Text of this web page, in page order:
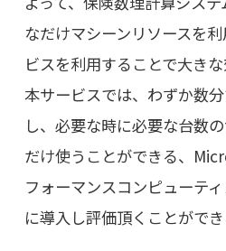
なだけマシーンリソースを
ビスを利用することで大きな
本サービスでは、わずか数
し、必要な時に必要な台数
だけ使うことができる、
フォーマンスコンピューテ
に導入し評価頂くことができ